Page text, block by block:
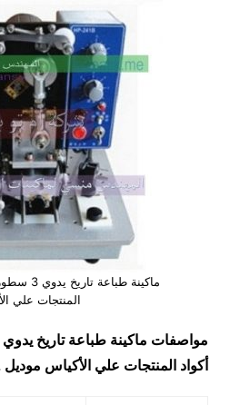
ماكينة
المنتجات علي
مواصفات
أكواد المنتجات علي الأكياس موديل 322 ماركة مهندس منسي